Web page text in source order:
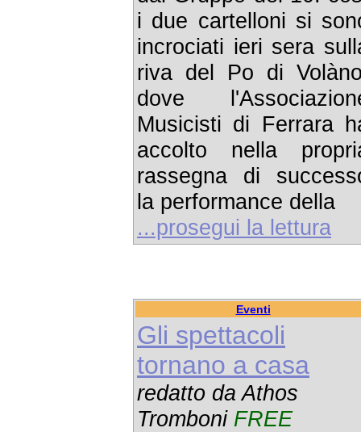
i due cartelloni si
incrociati ieri sera
riva del Po di
dove
Musicisti di Ferrara
accolto nella
rassegna di
la performance della
...prosegui la lettura
Eventi
Gli spettacoli
tornano a casa
redatto da Athos
Tromboni FREE